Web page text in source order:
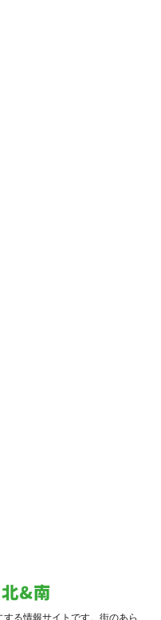
る情報サイトです。街のあら